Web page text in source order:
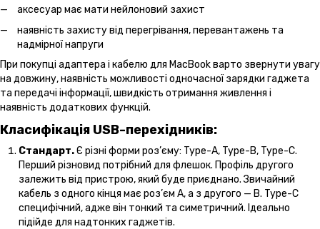
аксесуар має мати нейлоновий захист
наявність захисту від перегрівання, перевантажень та
надмірної напруги
При покупці адаптера і кабелю для MacBook варто звернути увагу
на довжину, наявність можливості одночасної зарядки гаджета
та передачі інформації, швидкість отримання живлення і
наявність додаткових функцій.
Класифікація USB-перехідників:
Стандарт.Є різні форми роз’єму: Type-A, Type-B, Type-C.
Перший різновид потрібний для флешок. Профіль другого
залежить від пристрою, який буде приєднано. Звичайний
кабель з одного кінця має роз’єм А, а з другого — B. Type-C
специфічний, адже він тонкий та симетричний. Ідеально
підійде для надтонких гаджетів.